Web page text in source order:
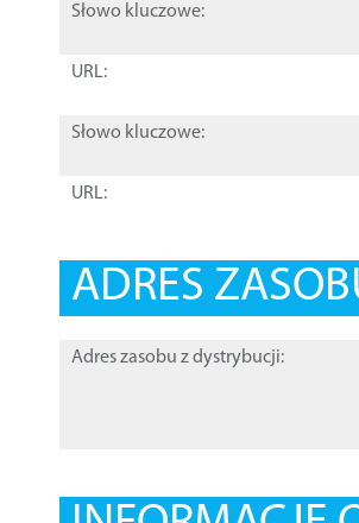
Słowo kluczowe:
URL:
Słowo kluczowe:
URL:
ADRES
Adres zasobu z dystrybucji: